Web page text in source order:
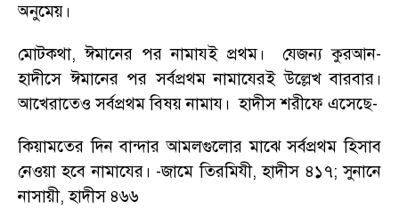
অনুমেয়।
মোটকথা,ঈমানের পর নামাযই প্রথম। যেজন্য কুরআন-
হাদীসে ঈমানের পর সর্বপ্রথম নামাযেরই উল্লেখ বারবার।
আখেরাতেও সর্বপ্রথম বিষয় নামায। হাদীস শরীফে এসেছে-
কিয়ামতের দিন বান্দার আমলগুলোর মাঝে সর্বপ্রথম হিসাব
নেওয়া হবে নামাযের। -জামে তিরমিযী,হাদীস ৪১৭;সুনানে
নাসায়ী,হাদীস ৪৬৬